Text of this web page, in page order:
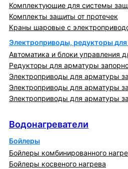
Комплектующие для системы
Комплекты защиты от протечек
Краны шаровые с
Электроприводы, редукторы
Автоматика и блоки управления
Редукторы для арматуры
Электроприводы для арматуры
Электроприводы для арматуры
Электроприводы для арматуры
Водонагреватели
Бойлеры
Бойлеры комбинированного
Бойлеры косвеного нагрева